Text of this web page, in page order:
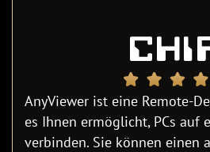
AnyViewer ist eine Remote-
es Ihnen ermöglicht, PCs auf
verbinden. Sie können einen